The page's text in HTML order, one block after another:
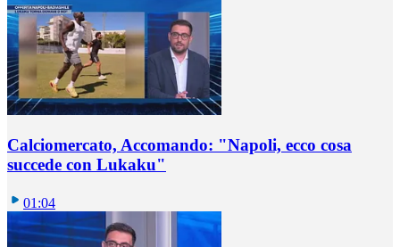
Calciomercato, Accomando: "Napoli, ecco cosa
succede con Lukaku"
01:04